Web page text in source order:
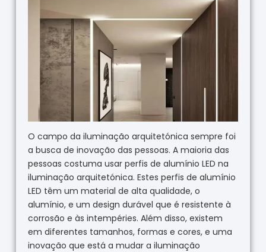
O campo da iluminação arquitetónica sempre foi
a busca de inovação das pessoas. A maioria das
pessoas costuma usar perfis de alumínio LED na
iluminação arquitetónica. Estes perfis de alumínio
LED têm um material de alta qualidade, o
alumínio, e um design durável que é resistente à
corrosão e às intempéries. Além disso, existem
em diferentes tamanhos, formas e cores, e uma
inovação que está a mudar a iluminação